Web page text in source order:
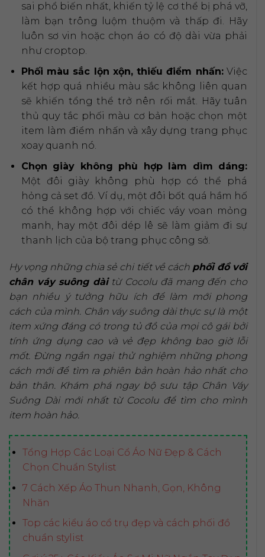
sai phổ biến nhất, khiến tỷ lệ cơ thể bị phá vỡ,
làm bạn trông luộm thuộm và thấp đi. Hãy
luôn sơ vin hoặc chọn áo có độ dài vừa phải
như croptop.
Phối màu sắc lộn xộn, thiếu điểm nhấn:Việc
kết hợp quá nhiều màu sắc không liên quan
sẽ khiến tổng thể trở nên rối mắt. Hãy tuân
thủ quy tắc phối màu cơ bản hoặc chọn một
item làm điểm nhấn và xây dựng trang phục
xoay quanh nó.
Chọn giày không phù hợp làm dìm dáng:
Một đôi giày không phù hợp có thể phá
hỏng cả set đồ. Ví dụ, một đôi bốt quá hầm hố
có thể không hợp với chiếc váy voan mỏng
manh, hay một đôi dép lê sẽ làm giảm đi sự
thanh lịch của bộ trang phục công sở.
Hy vọng những chia sẻ chi tiết về cách phối đồ với
chân váy suông dàitừ Cocolu đã mang đến cho
bạn nhiều ý tưởng hữu ích để làm mới phong
cách của mình. Chân váy suông dài thực sự là một
item xứng đáng có trong tủ đồ của mọi cô gái bởi
tính ứng dụng cao và vẻ đẹp không bao giờ lỗi
mốt. Đừng ngần ngại thử nghiệm những phong
cách mới để tìm ra phiên bản hoàn hảo nhất cho
bản thân. Khám phá ngay bộ sưu tập Chân Váy
Suông Dài mới nhất từ Cocolu để tìm cho mình
item hoàn hảo.
Tổng Hợp Các Loại Cổ Áo Nữ Đẹp & Cách
Chọn Chuẩn Stylist
7 Cách Xếp Áo Thun Nhanh, Gọn, Không
Nhăn
Top các kiểu áo cổ trụ đẹp và cách phối đồ
chuẩn stylist